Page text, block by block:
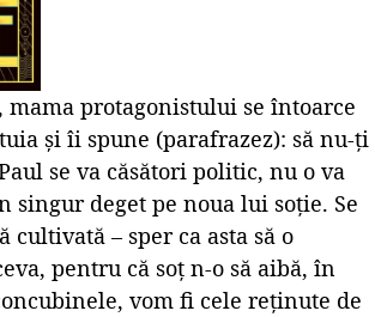
protagonistului se întoarce
și îi spune (parafrazez): să nu-ți
se va căsători politic, nu o va
singur deget pe noua lui soție. Se
cultivată – sper ca asta să o
pentru că soț n-o să aibă, în
vom fi cele reținute de